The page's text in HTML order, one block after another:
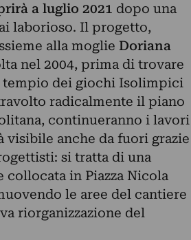
a luglio 2021 dopo una
laborioso. Il progetto,
alla moglie Doriana
nel 2004, prima di trovare
dei giochi Isolimpici
radicalmente il piano
continueranno i lavori
visibile anche da fuori grazie
si tratta di una
in Piazza Nicola
le aree del cantiere
riorganizzazione del